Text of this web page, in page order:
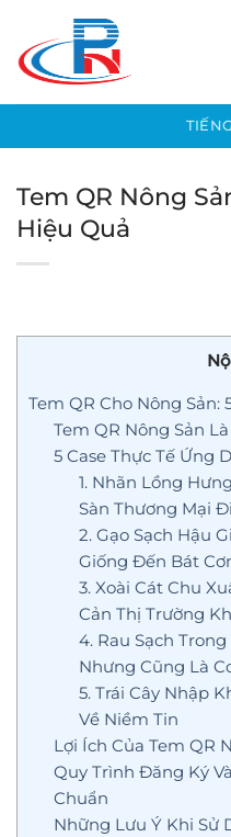
nội
Tem QR Nông
Hiệu Quả
Tem QR Cho Nông Sản:
Tem QR Nông Sản
5 Case Thực Tế Ứng
1. Nhãn Lồng
Sàn Thương Mại
2. Gạo Sạch Hậu
Giống Đến Bát
3. Xoài Cát Chu
Cản Thị Trường
4. Rau Sạch
Nhưng Cũng Là
5. Trái Cây Nhập
Về Niềm Tin
Lợi Ích Của Tem QR
Quy Trình Đăng Ký
Chuẩn
Những Lưu Ý Khi Sử